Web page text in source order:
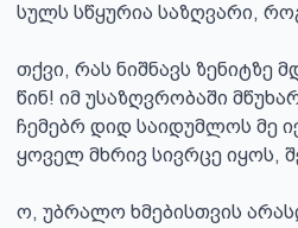
სულს სწყურია საზღვარი,
თქვი, რას ნიშნავს ზენიტზე
წინ! იმ უსაზღვრობაში
ჩემებრ დიდ საიდუმლოს მე
ყოველ მხრივ სივრცე იყოს,
ო, უბრალო ხმებისთვის